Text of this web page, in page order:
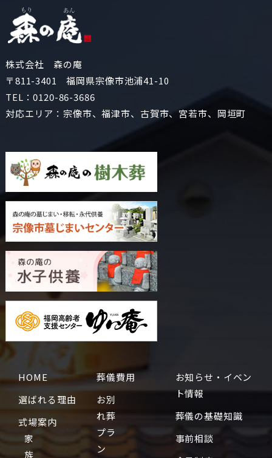
株式会社 森の庵
〒811-3401 福岡県宗像市池浦41-10
TEL：0120-86-3686
対応エリア：宗像市、福津市、古賀市、宮若市、岡垣町
HOME
選ばれる理由
式場案内
家
族
葬儀費用
お別
れ葬
プラ
ン
お知らせ・イベン
ト情報
葬儀の基礎知識
事前相談